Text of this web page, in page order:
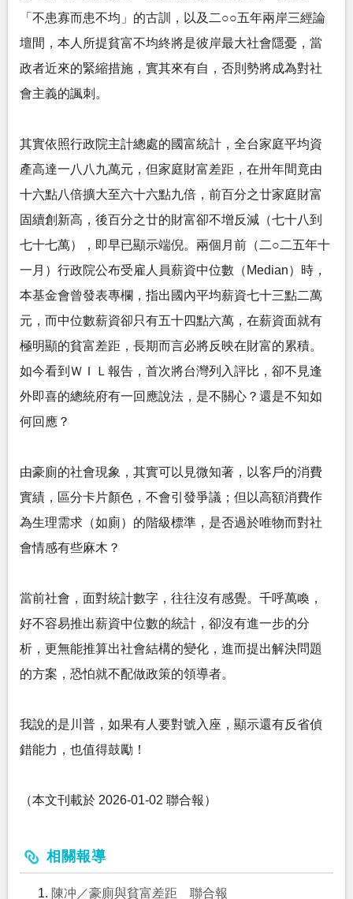
「不患寡而患不均」的古訓，以及二○○五年兩岸三經論
壇間，本人所提貧富不均終將是彼岸最大社會隱憂，當
政者近來的緊縮措施，實其來有自，否則勢將成為對社
會主義的諷刺。
其實依照行政院主計總處的國富統計，全台家庭平均資
產高達一八八九萬元，但家庭財富差距，在卅年間竟由
十六點八倍擴大至六十六點九倍，前百分之廿家庭財富
固續創新高，後百分之廿的財富卻不增反減（七十八到
七十七萬），即早已顯示端倪。兩個月前（二○二五年十
一月）行政院公布受雇人員薪資中位數（Median）時，
本基金會曾發表專欄，指出國內平均薪資七十三點二萬
元，而中位數薪資卻只有五十四點六萬，在薪資面就有
極明顯的貧富差距，長期而言必將反映在財富的累積。
如今看到ＷＩＬ報告，首次將台灣列入評比，卻不見逢
外即喜的總統府有一回應說法，是不關心？還是不知如
何回應？
由豪廁的社會現象，其實可以見微知著，以客戶的消費
實績，區分卡片顏色，不會引發爭議；但以高額消費作
為生理需求（如廁）的階級標準，是否過於唯物而對社
會情感有些麻木？
當前社會，面對統計數字，往往沒有感覺。千呼萬喚，
好不容易推出薪資中位數的統計，卻沒有進一步的分
析，更無能推算出社會結構的變化，進而提出解決問題
的方案，恐怕就不配做政策的領導者。
我說的是川普，如果有人要對號入座，顯示還有反省偵
錯能力，也值得鼓勵！
（本文刊載於 2026-01-02 聯合報）
相關報導
陳冲／豪廁與貧富差距 聯合報